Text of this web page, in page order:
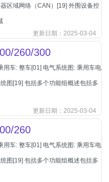
区域网络（CAN）[19] 外围设备控
更新日期：2025-03-04
260/300
用车: 整车[01] 电气系统图: 乘用车电
图[19] 包括多个功能组概述包括多
更新日期：2025-03-04
260
用车: 整车[01] 电气系统图: 乘用车电
图[19] 包括多个功能组概述包括多